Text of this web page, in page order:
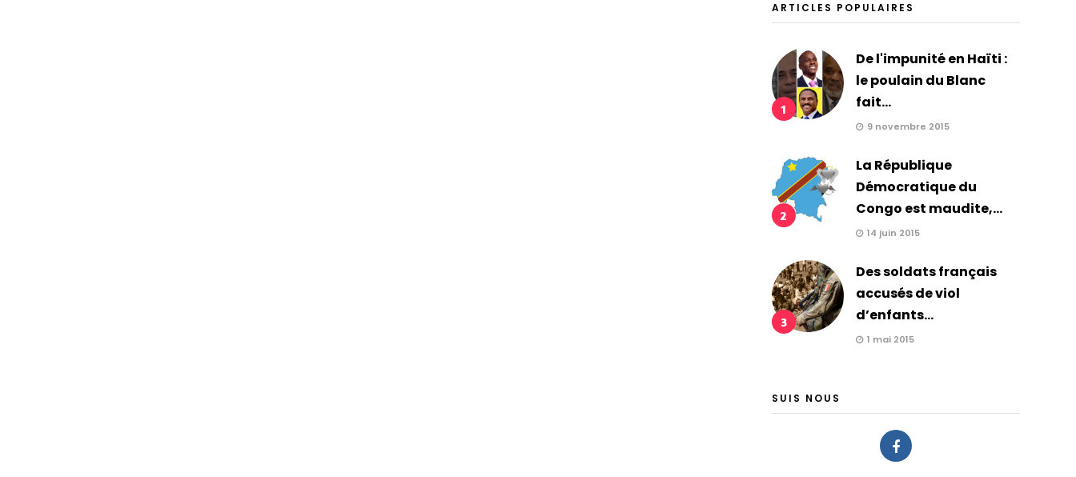
ARTICLES POPULAIRES
1
De l'impunité en Haïti :
le poulain du Blanc
fait...
9 novembre 2015
2
La République
Démocratique du
Congo est maudite,...
14 juin 2015
3
Des soldats français
accusés de viol
d’enfants...
1 mai 2015
SUIS NOUS